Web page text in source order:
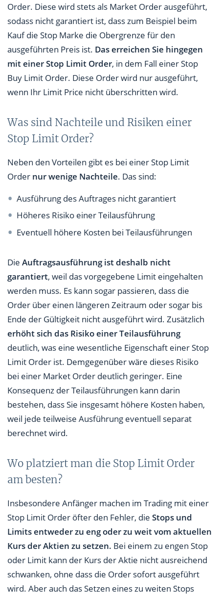
Order. Diese wird stets als Market Order ausgeführt,
sodass nicht garantiert ist, dass zum Beispiel beim
Kauf die Stop Marke die Obergrenze für den
ausgeführten Preis ist. Das erreichen Sie hingegen
mit einer Stop Limit Order, in dem Fall einer Stop
Buy Limit Order. Diese Order wird nur ausgeführt,
wenn Ihr Limit Price nicht überschritten wird.
Was sind Nachteile und Risiken einer
Stop Limit Order?
Neben den Vorteilen gibt es bei einer Stop Limit
Order nur wenige Nachteile. Das sind:
Ausführung des Auftrages nicht garantiert
Höheres Risiko einer Teilausführung
Eventuell höhere Kosten bei Teilausführungen
Die Auftragsausführung ist deshalb nicht
garantiert, weil das vorgegebene Limit eingehalten
werden muss. Es kann sogar passieren, dass die
Order über einen längeren Zeitraum oder sogar bis
Ende der Gültigkeit nicht ausgeführt wird. Zusätzlich
erhöht sich das Risiko einer Teilausführung
deutlich, was eine wesentliche Eigenschaft einer Stop
Limit Order ist. Demgegenüber wäre dieses Risiko
bei einer Market Order deutlich geringer. Eine
Konsequenz der Teilausführungen kann darin
bestehen, dass Sie insgesamt höhere Kosten haben,
weil jede teilweise Ausführung eventuell separat
berechnet wird.
Wo platziert man die Stop Limit Order
am besten?
Insbesondere Anfänger machen im Trading mit einer
Stop Limit Order öfter den Fehler, die Stops und
Limits entweder zu eng oder zu weit vom aktuellen
Kurs der Aktien zu setzen. Bei einem zu engen Stop
oder Limit kann der Kurs der Aktie nicht ausreichend
schwanken, ohne dass die Order sofort ausgeführt
wird. Aber auch das Setzen eines zu weiten Stops